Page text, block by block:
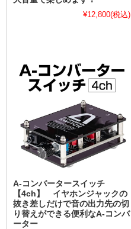
¥12,800(税込)
A-コンバータースイッチ
【4ch】 イヤホンジャックの
抜き差しだけで音の出力先の切
り替えができる便利なA-コンバ
ーター